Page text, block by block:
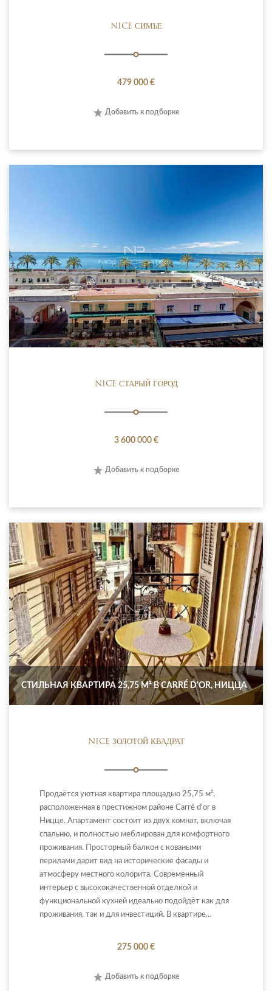
NICE СИМЬЕ
479 000 €
Добавить к подборке
NICE СТАРЫЙ ГОРОД
3 600 000 €
Добавить к подборке
СТИЛЬНАЯ КВАРТИРА 25,75 М² В CARRÉ D'OR, НИЦЦА
NICE ЗОЛОТОЙ КВАДРАТ
Продаётся уютная квартира площадью 25,75 м²,
расположенная в престижном районе Carré d'or в
Ницце. Апартамент состоит из двух комнат, включая
спальню, и полностью меблирован для комфортного
проживания. Просторный балкон с коваными
перилами дарит вид на исторические фасады и
атмосферу местного колорита. Современный
интерьер с высококачественной отделкой и
функциональной кухней идеально подойдёт как для
проживания, так и для инвестиций. В квартире...
275 000 €
Добавить к подборке